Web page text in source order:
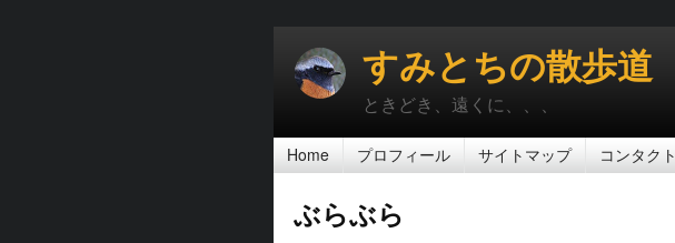
すみとちの散歩道
ときどき、遠くに、、、
Home プロフィール サイトマップ コンタクト
ぶらぶら